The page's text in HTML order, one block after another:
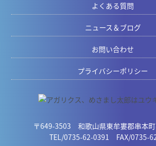
よくある質問
ニュース＆ブログ
お問い合わせ
プライバシーポリシー
〒649-3503 和歌山県東牟婁郡串本
TEL/0735-62-0391 FAX/0735-